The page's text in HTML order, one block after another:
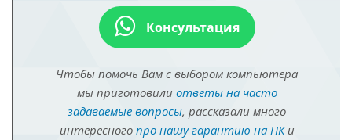
Консультация
Чтобы помочь Вам с выбором компьютера
мы приготовили ответы на часто
задаваемые вопросы, рассказали много
интересного про нашу гарантию на ПКи